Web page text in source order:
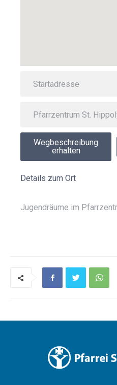
Wegbeschreibung
erhalten
Details zum Ort
Jugendräume im